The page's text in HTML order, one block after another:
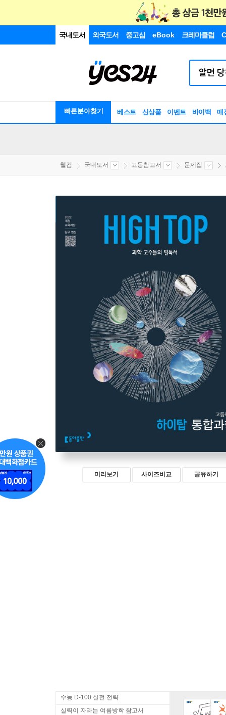
국내도서 외국도서 중고샵 eBook 크레마클럽
빠른분야찾기 베스트 신상품 이벤트 바이백 매
웰컴 국내도서 고등참고서 문제집
미리보기 사이즈비교 공유하기
수능 D-100 실전 전략
실력이 자라는 여름방학 참고서